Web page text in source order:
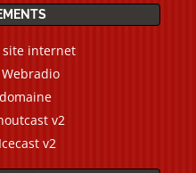
site internet
v2
v2